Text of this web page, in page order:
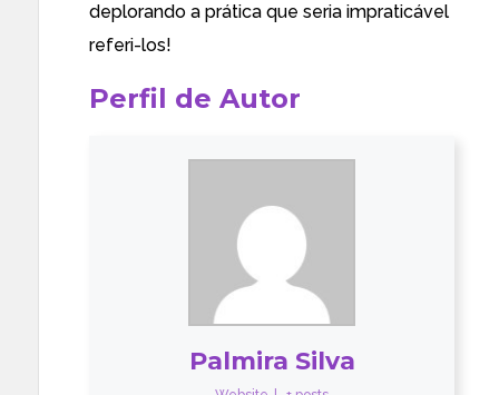
deplorando a prática que seria impraticável
referi-los!
Perfil de Autor
Palmira Silva